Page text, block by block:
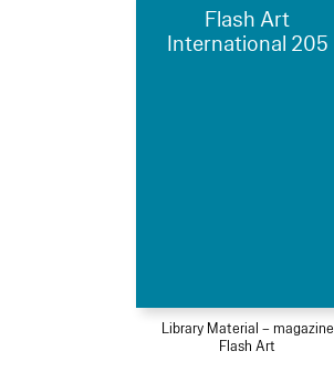
Flash Art
International 205
Library Material – magazine
Flash Art